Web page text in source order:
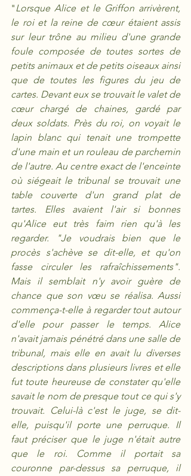
"Lorsque Alice et le Griffon arrivèrent,
le roi et la reine de cœur étaient assis
sur leur trône au milieu d'une grande
foule composée de toutes sortes de
petits animaux et de petits oiseaux ainsi
que de toutes les figures du jeu de
cartes. Devant eux se trouvait le valet de
cœur chargé de chaines, gardé par
deux soldats. Près du roi, on voyait le
lapin blanc qui tenait une trompette
d'une main et un rouleau de parchemin
de l'autre. Au centre exact de l'enceinte
où siégeait le tribunal se trouvait une
table couverte d'un grand plat de
tartes. Elles avaient l'air si bonnes
qu'Alice eut très faim rien qu'à les
regarder. "Je voudrais bien que le
procès s'achève se dit-elle, et qu'on
fasse circuler les rafraîchissements".
Mais il semblait n'y avoir guère de
chance que son vœu se réalisa. Aussi
commença-t-elle à regarder tout autour
d'elle pour passer le temps. Alice
n'avait jamais pénétré dans une salle de
tribunal, mais elle en avait lu diverses
descriptions dans plusieurs livres et elle
fut toute heureuse de constater qu'elle
savait le nom de presque tout ce qui s'y
trouvait. Celui-là c'est le juge, se dit-
elle, puisqu'il porte une perruque. Il
faut préciser que le juge n'était autre
que le roi. Comme il portait sa
couronne par-dessus sa perruque, il